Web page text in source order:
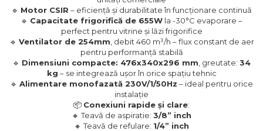
🔹 Motor CSIR – eficiență și durabilitate în funcționare continuă
🔹 Capacitate frigorifică de 655W la -30°C evaporare –
perfect pentru vitrine și lăzi frigorifice
🔹 Ventilator de 254mm , debit 460 m³/h – flux constant de aer
pentru performanță stabilă
🔹 Dimensiuni compacte: 476x340x296 mm , greutate: 34
kg – se integrează ușor în orice spațiu tehnic
🔹 Alimentare monofazată 230V/1/50Hz – ideal pentru orice
instalație
📦 Conexiuni rapide și clare:
🔸 Teavă de aspiratie: 3/8” inch
🔸 Teavă de refulare: 1/4” inch